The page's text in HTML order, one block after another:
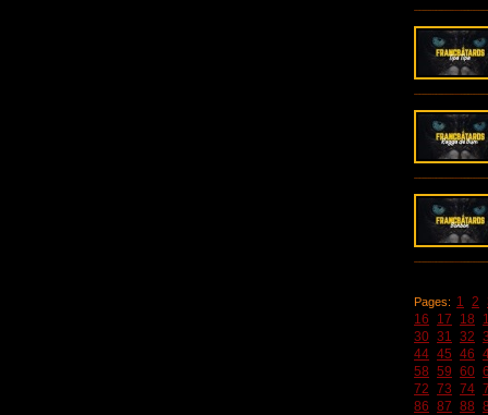
Pages: 1 2
16
17 18
30 31 32
44 45 46
58 59 60
72 73 74
86 87 88